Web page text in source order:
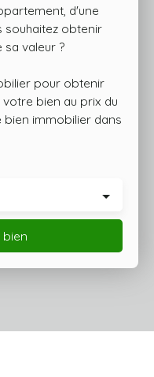
d'une
souhaitez obtenir
valeur ?
pour obtenir
bien au prix du
immobilier dans
bien